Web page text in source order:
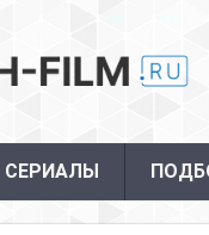
СЕРИАЛЫ